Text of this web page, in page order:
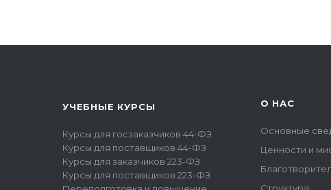
УЧЕБНЫЕ КУРСЫ
Курсы для госзаказчиков 44-ФЗ
Курсы для поставщиков 44-ФЗ
Курсы для заказчиков 223-ФЗ
Курсы для поставщиков 223-ФЗ
О НАС
Основные
Ценности и
Структура